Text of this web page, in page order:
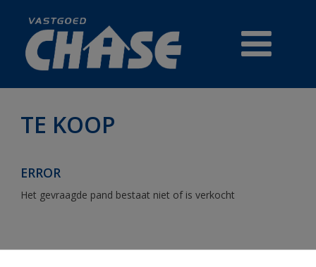
REFERENTIES
TE KOOP
ERROR
Het gevraagde pand bestaat niet of is verkocht